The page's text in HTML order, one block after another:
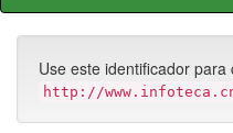
Use este identificador
http://